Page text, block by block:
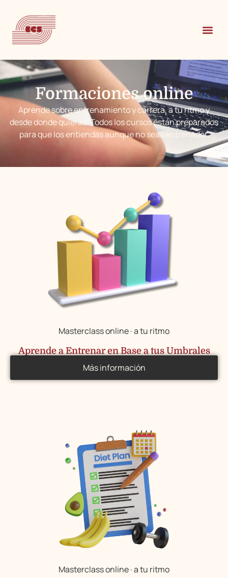
Formaciones online
Aprende sobre entrenamiento y carrera, a tu ritmo y
desde donde quieras. Todos los cursos están preparados
para que los entiendas aunque no seas entrenador.
Masterclass online · a tu ritmo
Aprende a Entrenar en Base a tus Umbrales
Más información
Masterclass online · a tu ritmo